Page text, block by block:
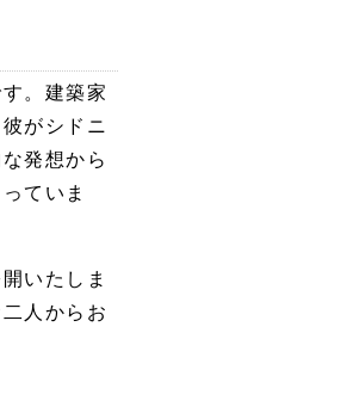
。建築家
がシドニ
発想から
ていま
いたしま
人からお